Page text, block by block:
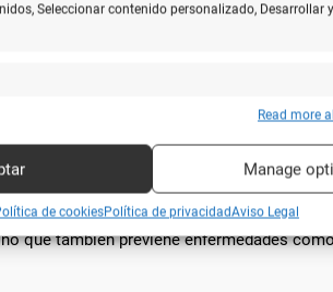
Seleccionar contenido personalizado, Desarrollar
de datos off line, Vincular diferentes dispositivos,
geográfica precisa, Analizar
Read more
Manage
de cookiesPolítica de privacidadAviso Legal
que diferencian a estos
suaves al tacto y duraderos.
que también previene enfermedades